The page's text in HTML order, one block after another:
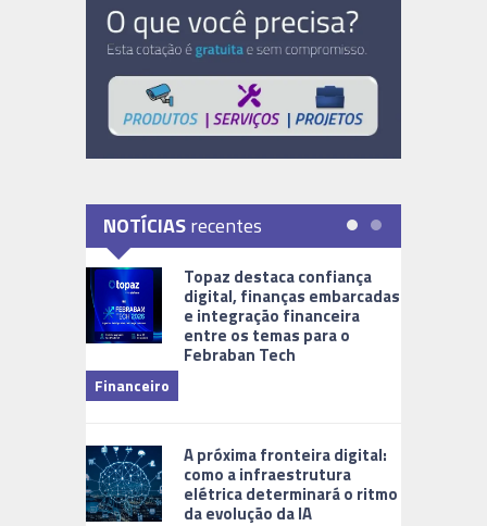
NOTÍCIASrecentes
Topaz destaca confiança
digital, finanças embarcadas
e integração financeira
entre os temas para o
Febraban Tech
Financeiro
A próxima fronteira digital:
como a infraestrutura
elétrica determinará o ritmo
da evolução da IA